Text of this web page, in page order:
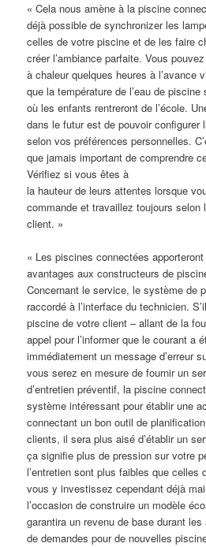
« Cela nous amène à la piscine
déjà possible de synchronizer les
celles de votre piscine et de les faire
créer l’ambiance parfaite. Vous
à chaleur quelques heures à l’avance
que la température de l’eau de
où les enfants rentreront de l’école.
dans le futur est de pouvoir configurer
selon vos préférences personnelles.
que jamais important de comprendre
Vérifiez si vous êtes à
la hauteur de leurs attentes lorsque
commande et travaillez toujours
client. »
« Les piscines connectées
avantages aux constructeurs de
Concernant le service, le système de
raccordé à l’interface du technicien.
piscine de votre client – allant de la
appel pour l’informer que le courant a
immédiatement un message d’erreur
vous serez en mesure de fournir un
d’entretien préventif, la piscine
système intéressant pour établir une
connectant un bon outil de
clients, il sera plus aisé d’établir un
ça signifie plus de pression sur votre
l’entretien sont plus faibles que celles
vous y investissez cependant déjà
l’occasion de construire un modèle
garantira un revenu de base durant
de demandes pour de nouvelles